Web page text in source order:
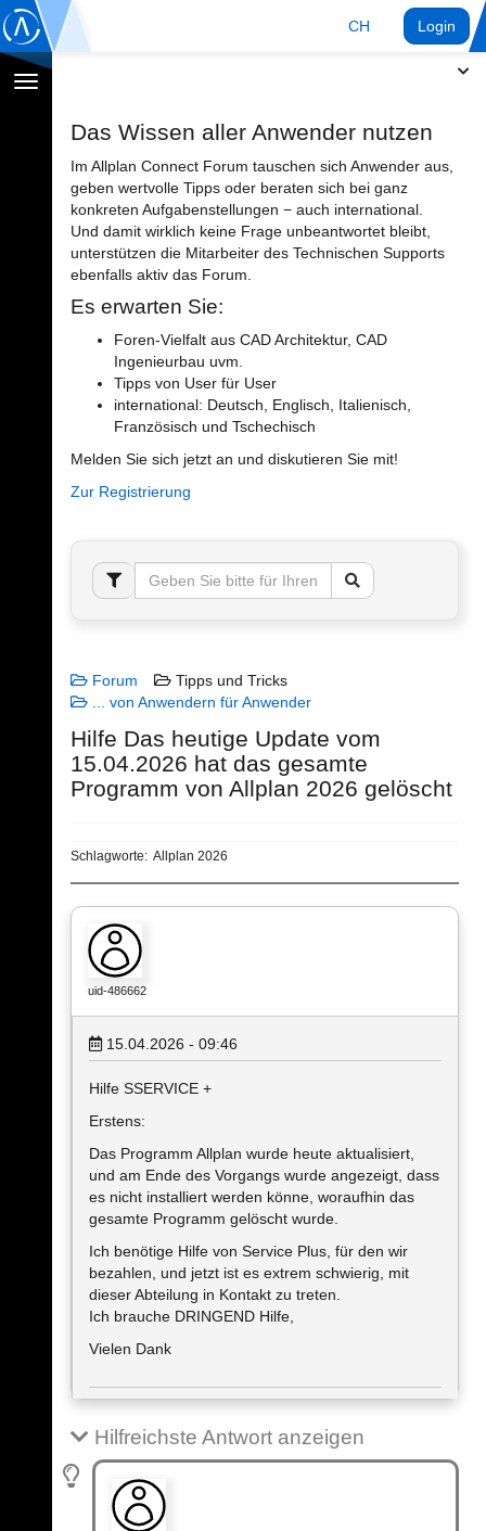
CH Login
Navigation
Das Wissen aller Anwender nutzen
Im Allplan Connect Forum tauschen sich Anwender aus,
geben wertvolle Tipps oder beraten sich bei ganz
konkreten Aufgabenstellungen − auch international.
Und damit wirklich keine Frage unbeantwortet bleibt,
unterstützen die Mitarbeiter des Technischen Supports
ebenfalls aktiv das Forum.
Es erwarten Sie:
Foren-Vielfalt aus CAD Architektur, CAD
Ingenieurbau uvm.
Tipps von User für User
international: Deutsch, Englisch, Italienisch,
Französisch und Tschechisch
Melden Sie sich jetzt an und diskutieren Sie mit!
Zur Registrierung
Forum
Tipps und Tricks
... von Anwendern für Anwender
Hilfe Das heutige Update vom
15.04.2026 hat das gesamte
Programm von Allplan 2026 gelöscht
Schlagworte: Allplan 2026
uid-486662
15.04.2026 - 09:46
Hilfe SSERVICE +
Erstens:
Das Programm Allplan wurde heute aktualisiert,
und am Ende des Vorgangs wurde angezeigt, dass
es nicht installiert werden könne, woraufhin das
gesamte Programm gelöscht wurde.
Ich benötige Hilfe von Service Plus, für den wir
bezahlen, und jetzt ist es extrem schwierig, mit
dieser Abteilung in Kontakt zu treten.
Ich brauche DRINGEND Hilfe,
Vielen Dank
Hilfreichste Antwort anzeigen